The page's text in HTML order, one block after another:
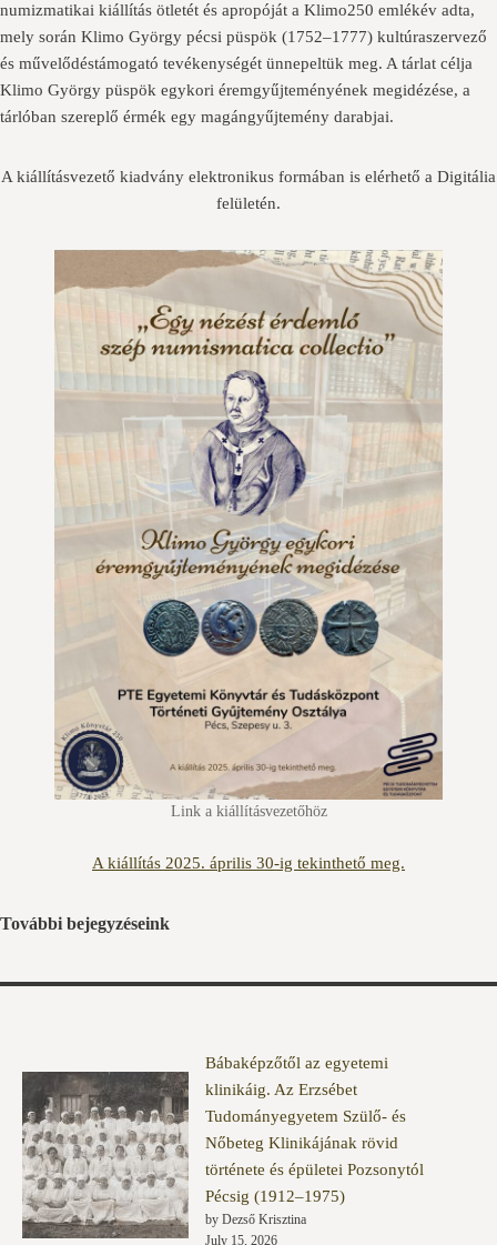
numizmatikai kiállítás ötletét és apropóját a Klimo250 emlékév adta,
mely során Klimo György pécsi püspök (1752–1777) kultúraszervező
és művelődéstámogató tevékenységét ünnepeltük meg. A tárlat célja
Klimo György püspök egykori éremgyűjteményének megidézése, a
tárlóban szereplő érmék egy magángyűjtemény darabjai.
A kiállításvezető kiadvány elektronikus formában is elérhető a Digitália
felületén.
Link a kiállításvezetőhöz
A kiállítás 2025. április 30-ig tekinthető meg.
További bejegyzéseink
Bábaképzőtől az egyetemi
klinikáig. Az Erzsébet
Tudományegyetem Szülő- és
Nőbeteg Klinikájának rövid
története és épületei Pozsonytól
Pécsig (1912–1975)
by Dezső Krisztina
July 15, 2026